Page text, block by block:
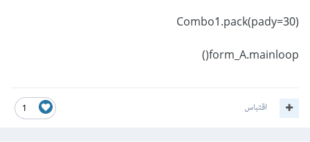
Combo1.pack(pady=30)
form_A.mainloop()
1 اقتباس